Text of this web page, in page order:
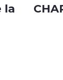
la